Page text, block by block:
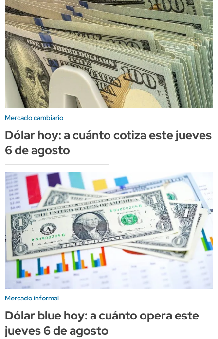
Mercado cambiario
Dólar hoy: a cuánto cotiza este jueves
6 de agosto
Mercado informal
Dólar blue hoy: a cuánto opera este
jueves 6 de agosto